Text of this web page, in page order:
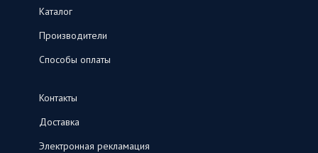
Каталог
Производители
Способы оплаты
Контакты
Доставка
Электронная рекламация